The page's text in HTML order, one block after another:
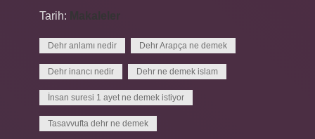
Tarih: Makaleler
Dehr anlamı nedir Dehr Arapça ne demek
Dehr inancı nedir Dehr ne demek islam
İnsan suresi 1 ayet ne demek istiyor
Tasavvufta dehr ne demek